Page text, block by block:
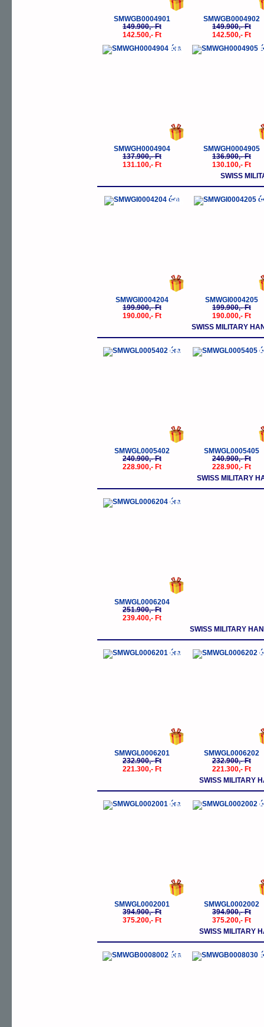
SMWGB0004901
149.900,- Ft
142.500,- Ft
SMWGB0004902
149.900,- Ft
142.500,- Ft
-5%
SMWGH0004904
137.900,- Ft
131.100,- Ft
-
SMWGH0004905
136.900,- Ft
130.100,- Ft
SWISS
-5%
SMWGI0004204
199.900,- Ft
190.000,- Ft
-
SMWGI0004205
199.900,- Ft
190.000,- Ft
SWISS MILITARY
-5%
SMWGL0005402
240.900,- Ft
228.900,- Ft
-
SMWGL0005405
240.900,- Ft
228.900,- Ft
SWISS MILITARY
-5%
SMWGL0006204
251.900,- Ft
239.400,- Ft
SWISS MILITARY
-5%
SMWGL0006201
232.900,- Ft
221.300,- Ft
-
SMWGL0006202
232.900,- Ft
221.300,- Ft
SWISS MILITARY
-5%
SMWGL0002001
394.900,- Ft
375.200,- Ft
-
SMWGL0002002
394.900,- Ft
375.200,- Ft
SWISS MILITARY
-5% -